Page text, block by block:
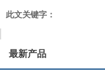
此文关键字：
最新产品